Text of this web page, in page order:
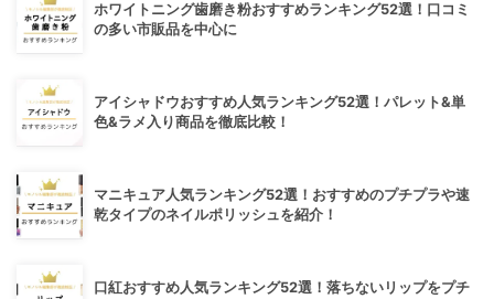
ホワイトニング歯磨き粉おすすめランキング52選！口コミ
の多い市販品を中心に
アイシャドウおすすめ人気ランキング52選！パレット&単
色&ラメ入り商品を徹底比較！
マニキュア人気ランキング52選！おすすめのプチプラや速
乾タイプのネイルポリッシュを紹介！
口紅おすすめ人気ランキング52選！落ちないリップをプチ